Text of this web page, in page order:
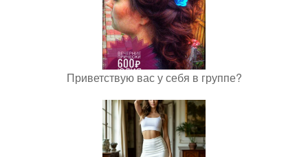
Приветствую вас у себя в группе?